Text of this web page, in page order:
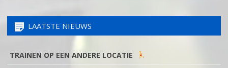
LAATSTE NIEUWS
TRAINEN OP EEN ANDERE LOCATIE